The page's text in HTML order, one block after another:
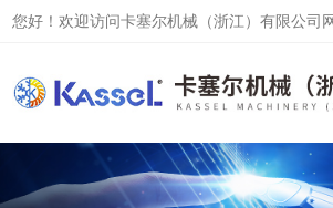
您好！欢迎访问卡塞尔机械（浙江）有限公司